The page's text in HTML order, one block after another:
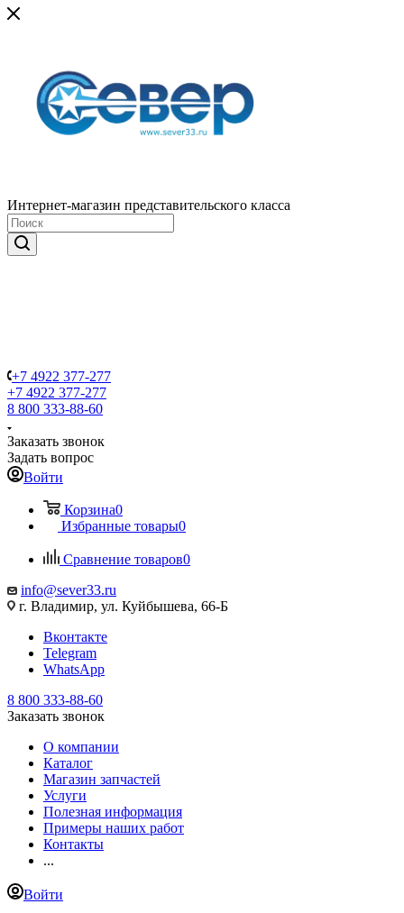
Интернет-магазин представительского класса
+7 4922 377-277
+7 4922 377-277
8 800 333-88-60
Заказать звонок
Задать вопрос
Войти
Корзина0
Избранные товары0
Сравнение товаров0
info@sever33.ru
г. Владимир, ул. Куйбышева, 66-Б
Вконтакте
Telegram
WhatsApp
8 800 333-88-60
Заказать звонок
О компании
Каталог
Магазин запчастей
Услуги
Полезная информация
Примеры наших работ
Контакты
...
Войти